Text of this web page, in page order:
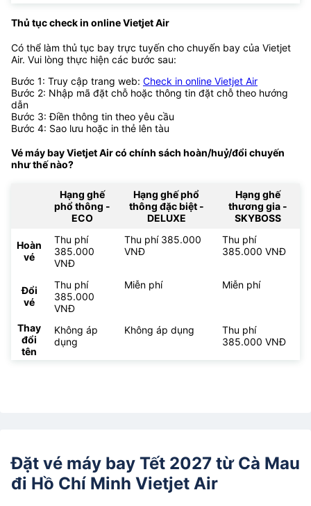
Thủ tục check in online Vietjet Air
Có thể làm thủ tục bay trực tuyến cho chuyến bay của Vietjet
Air. Vui lòng thực hiện các bước sau:
Bước 1: Truy cập trang web: Check in online Vietjet Air
Bước 2: Nhập mã đặt chỗ hoặc thông tin đặt chỗ theo hướng
dẫn
Bước 3: Điền thông tin theo yêu cầu
Bước 4: Sao lưu hoặc in thẻ lên tàu
Vé máy bay Vietjet Air có chính sách hoàn/huỷ/đổi chuyến
như thế nào?
Hạng ghế
phổ thông -
ECO
Hạng ghế phổ
thông đặc biệt -
DELUXE
Hạng ghế
thương gia -
SKYBOSS
Hoàn
vé
Thu phí
385.000
VNĐ
Thu phí 385.000
VNĐ
Thu phí
385.000 VNĐ
Đổi
vé
Thu phí
385.000
VNĐ
Miễn phí Miễn phí
Thay
đổi
tên
Không áp
dụng
Không áp dụng
Thu phí
385.000 VNĐ
Đặt vé máy bay Tết 2027 từ Cà Mau
đi Hồ Chí Minh Vietjet Air